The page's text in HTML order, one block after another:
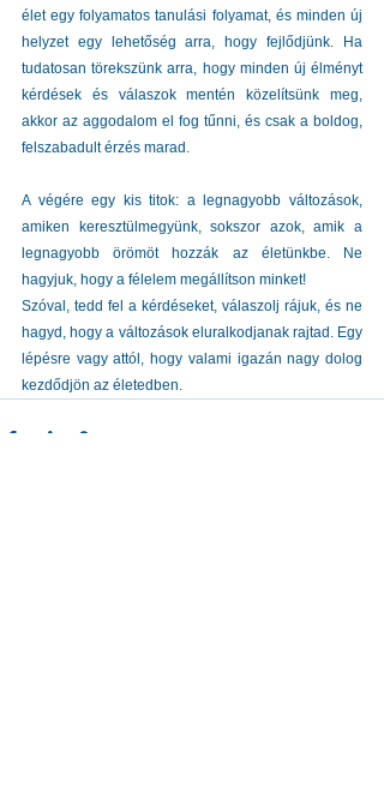
élet egy folyamatos tanulási folyamat, és minden új
helyzet egy lehetőség arra, hogy fejlődjünk. Ha
tudatosan törekszünk arra, hogy minden új élményt
kérdések és válaszok mentén közelítsünk meg,
akkor az aggodalom el fog tűnni, és csak a boldog,
felszabadult érzés marad.
A végére egy kis titok: a legnagyobb változások,
amiken keresztülmegyünk, sokszor azok, amik a
legnagyobb örömöt hozzák az életünkbe. Ne
hagyjuk, hogy a félelem megállítson minket!
Szóval, tedd fel a kérdéseket, válaszolj rájuk, és ne
hagyd, hogy a változások eluralkodjanak rajtad. Egy
lépésre vagy attól, hogy valami igazán nagy dolog
kezdődjön az életedben.